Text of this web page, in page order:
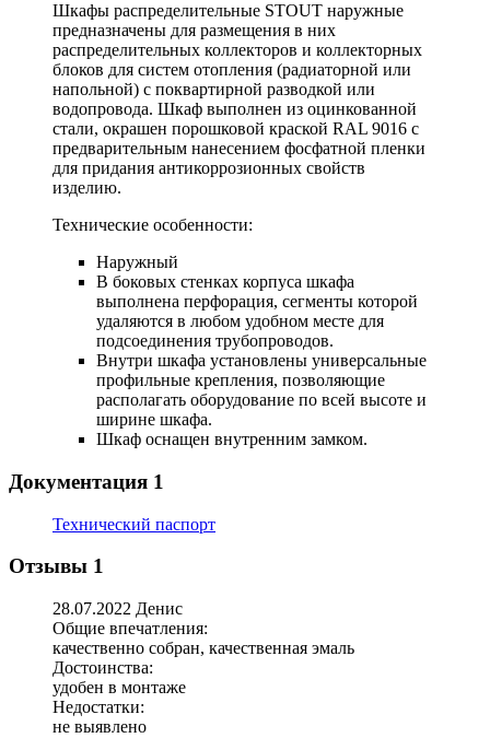
Шкафы распределительные STOUT наружные
предназначены для размещения в них
распределительных коллекторов и коллекторных
блоков для систем отопления (радиаторной или
напольной) с поквартирной разводкой или
водопровода. Шкаф выполнен из оцинкованной
стали, окрашен порошковой краской RAL 9016 с
предварительным нанесением фосфатной пленки
для придания антикоррозионных свойств
изделию.
Технические особенности:
Наружный
В боковых стенках корпуса шкафа
выполнена перфорация, сегменты которой
удаляются в любом удобном месте для
подсоединения трубопроводов.
Внутри шкафа установлены универсальные
профильные крепления, позволяющие
располагать оборудование по всей высоте и
ширине шкафа.
Шкаф оснащен внутренним замком.
Документация 1
Технический паспорт
Отзывы 1
28.07.2022 Денис
Общие впечатления:
качественно собран, качественная эмаль
Достоинства:
удобен в монтаже
Недостатки:
не выявлено